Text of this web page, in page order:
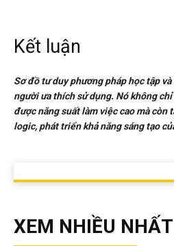
Kết luận
Sơ đồ tư duy phương pháp học tập
người ưa thích sử dụng. Nó không
được năng suất làm việc cao mà còn
logic, phát triển khả năng sáng tạo
XEM NHIỀU NHẤT